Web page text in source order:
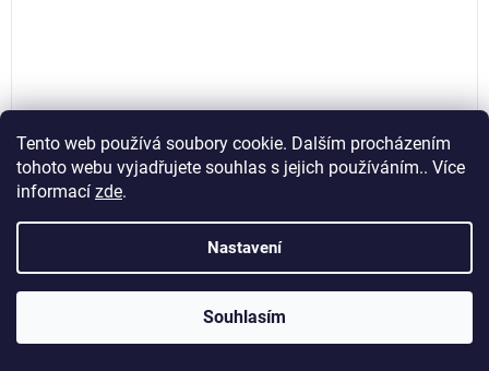
Tento web používá soubory cookie. Dalším procházením
tohoto webu vyjadřujete souhlas s jejich používáním.. Více
informací zde.
Nastavení
Souhlasím
Vibrační přísavka na pokládku dlažby PM-APWDP-
180T, Powermat PM1317
1 833,88 Kč bez DPH